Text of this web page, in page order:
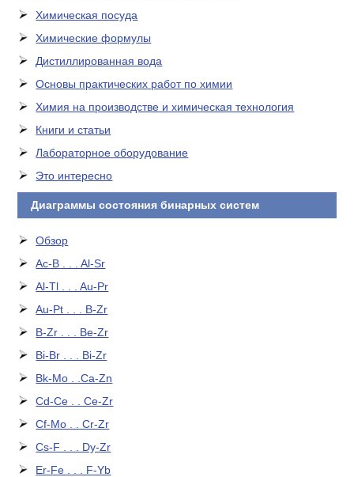
Химическая посуда
Химические формулы
Дистиллированная вода
Основы практических работ по химии
Химия на производстве и химическая технология
Книги и статьи
Лабораторное оборудование
Это интересно
Диаграммы состояния бинарных систем
Обзор
Ac-B . . . Al-Sr
Al-Tl . . . Au-Pr
Au-Pt . . . B-Zr
B-Zr . . . Be-Zr
Bi-Br . . . Bi-Zr
Bk-Mo . .Ca-Zn
Cd-Ce . . Ce-Zr
Cf-Mo . . Cr-Zr
Cs-F . . . Dy-Zr
Er-Fe . . . F-Yb